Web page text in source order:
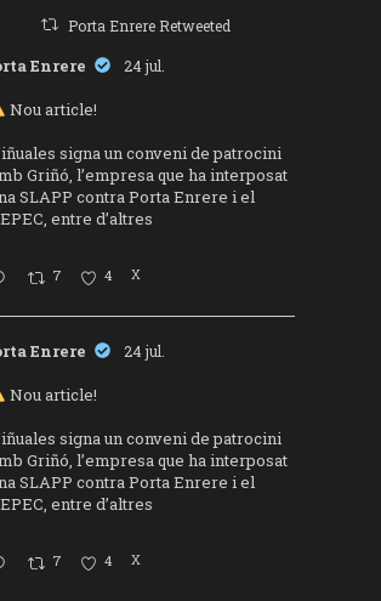
Porta Enrere Retweeted
Enrere 24 jul.
Nou article!
signa un conveni de patrocini
Griñó, l’empresa que ha interposat
SLAPP contra Porta Enrere i el
entre d’altres
7 4 X
Enrere 24 jul.
Nou article!
signa un conveni de patrocini
Griñó, l’empresa que ha interposat
SLAPP contra Porta Enrere i el
entre d’altres
7 4 X